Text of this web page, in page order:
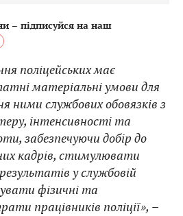
– підписуйся на наш
поліцейських має
матеріальні умови для
ними службових обовязків з
інтенсивності та
забезпечуючи добір до
кадрів, стимулювати
у службовій
фізичні та
працівників поліції», –